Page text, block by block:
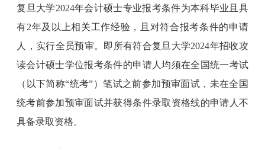
复旦大学2024年会计硕士专业报考条件为本科毕业且具
有2年及以上相关工作经验，且对符合报考条件的申请
人，实行全员预审。即所有符合复旦大学2024年招收攻
读会计硕士学位报考条件的申请人均须在全国统一考试
（以下简称“统考”）笔试之前参加预审面试，未在全国
统考前参加预审面试并获得条件录取资格线的申请人不
具备录取资格。